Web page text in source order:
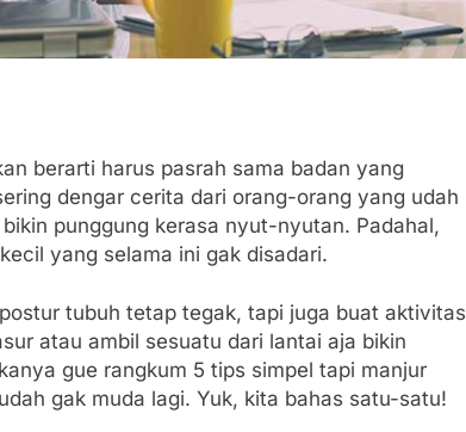
berarti harus pasrah sama badan yang
dengar cerita dari orang-orang yang udah
punggung kerasa nyut-nyutan. Padahal,
yang selama ini gak disadari.
tubuh tetap tegak, tapi juga buat aktivitas
atau ambil sesuatu dari lantai aja bikin
gue rangkum 5 tips simpel tapi manjur
gak muda lagi. Yuk, kita bahas satu-satu!